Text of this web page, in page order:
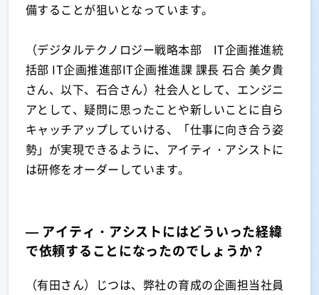
備することが狙いとなっています。
（デジタルテクノロジー戦略本部 IT企画推進統
括部 IT企画推進部IT企画推進課 課長 石合 美夕貴
さん、以下、石合さん）社会人として、エンジニ
アとして、疑問に思ったことや新しいことに自ら
キャッチアップしていける、「仕事に向き合う姿
勢」が実現できるように、アイティ・アシストに
は研修をオーダーしています。
— アイティ・アシストにはどういった経緯
で依頼することになったのでしょうか？
（有田さん）じつは、弊社の育成の企画担当社員